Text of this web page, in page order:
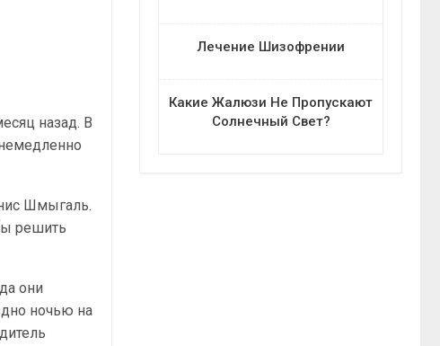
назад. В
Шмыгаль.
решить
они
ночью на
Лечение Шизофрении
Какие Жалюзи Не Пропускают
Солнечный Свет?